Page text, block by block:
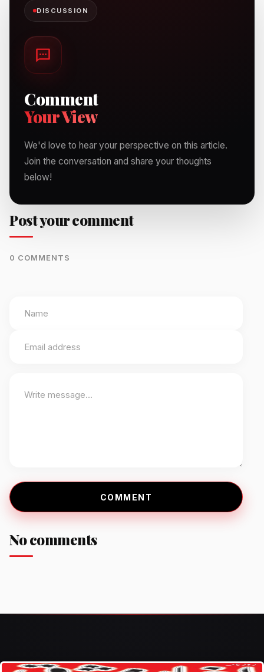
DISCUSSION
Comment
Your View
We'd love to hear your perspective on this article.
Join the conversation and share your thoughts
below!
Post your comment
0 COMMENTS
COMMENT
No comments